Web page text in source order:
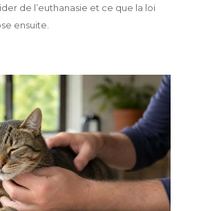
de l’euthanasie et ce que la loi
ensuite.